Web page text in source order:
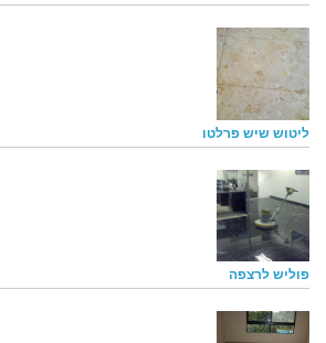
ליטוש שיש פרלטו
פוליש לרצפה